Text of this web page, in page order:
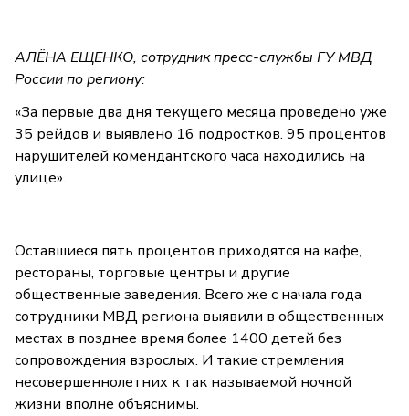
АЛЁНА ЕЩЕНКО, сотрудник пресс-службы ГУ МВД
России по региону:
«За первые два дня текущего месяца проведено уже
35 рейдов и выявлено 16 подростков. 95 процентов
нарушителей комендантского часа находились на
улице».
Оставшиеся пять процентов приходятся на кафе,
рестораны, торговые центры и другие
общественные заведения. Всего же с начала года
сотрудники МВД региона выявили в общественных
местах в позднее время более 1400 детей без
сопровождения взрослых. И такие стремления
несовершеннолетних к так называемой ночной
жизни вполне объяснимы.